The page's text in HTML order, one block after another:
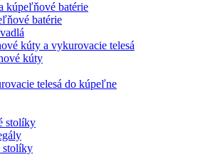
kúpeľňové batérie
batérie
kúty a vykurovacie telesá
kúty
telesá do kúpeľne
stolíky
stolíky